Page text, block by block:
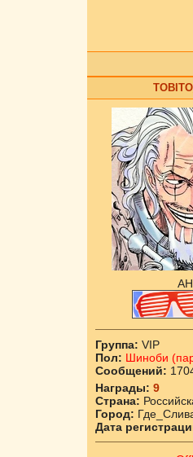
Группа: VIP
Пол: Шиноби
Сообщений:
Награды: 9
Страна:
Город:
Дата